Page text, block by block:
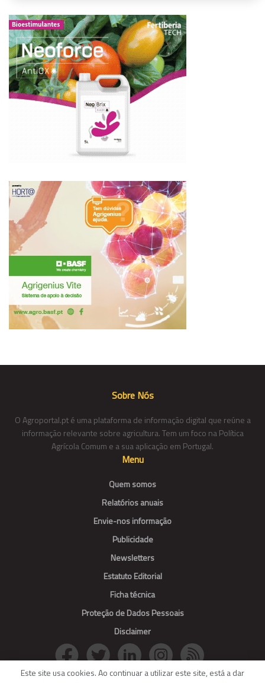
Sobre Nós
O Agroportal.pt é uma plataforma de informação digital que reúne a
informação relevante sobre agricultura. Tem um foco na Política
Agrícola Comum e a sua aplicação em Portugal.
Menu
Quem somos
Relatórios anuais
Envie-nos informação
Publicidade
Newsletters
Estatuto Editorial
Ficha técnica
Proteção de Dados Pessoais
Disclaimer
Este site usa cookies. Ao continuar a utilizar este site, está a dar